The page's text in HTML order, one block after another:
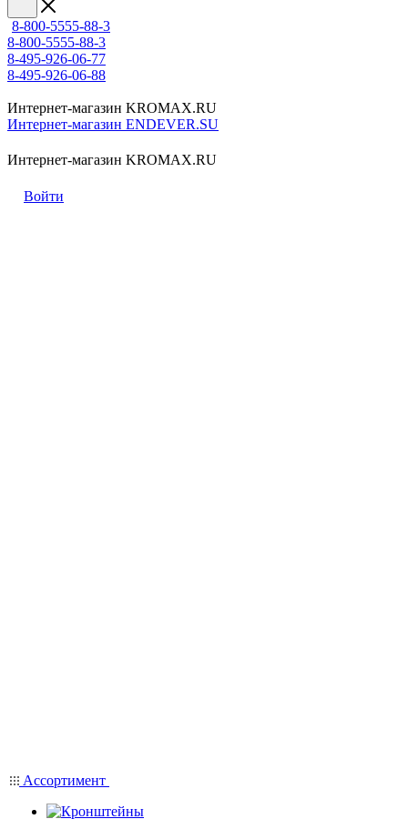
8-800-5555-88-3
8-800-5555-88-3
8-495-926-06-77
8-495-926-06-88
Интернет-магазин KROMAX.RU
Интернет-магазин ENDEVER.SU
Интернет-магазин KROMAX.RU
Войти
Ассортимент